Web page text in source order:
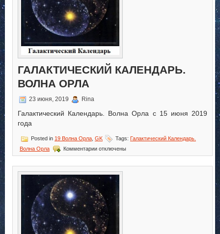
ГАЛАКТИЧЕСКИЙ КАЛЕНДАРЬ.
ВОЛНА ОРЛА
23 июня, 2019 Rina
Галактический Календарь. Волна Орла с 15 июня 2019
года
Posted in 19 Волна Орла GK Tags: Галактический Календарь.
Волна Орла
Комментариик
записи
Календарь.
Волна
Орла
отключены